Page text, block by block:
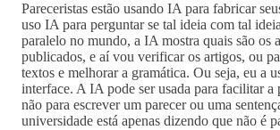
Pareceristas estão usando IA para fabricar
uso IA para perguntar se tal ideia com tal
paralelo no mundo, a IA mostra quais são os
publicados, e aí vou verificar os artigos, ou
textos e melhorar a gramática. Ou seja, eu a
interface. A IA pode ser usada para facilitar a
não para escrever um parecer ou uma
universidade está apenas dizendo que não é